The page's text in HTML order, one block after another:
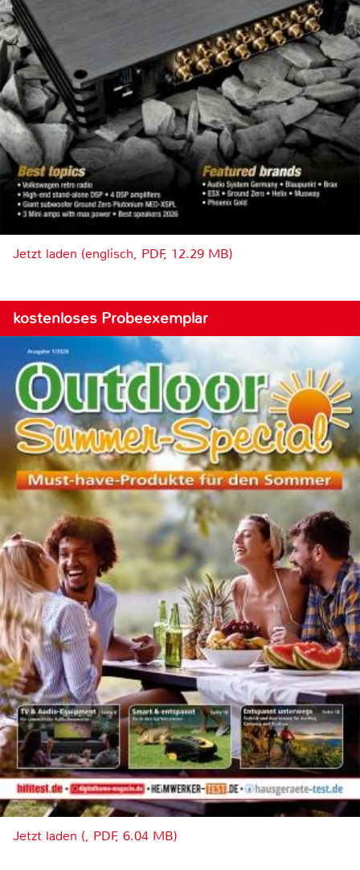
Jetzt laden (englisch, PDF, 12.29 MB)
kostenloses Probeexemplar
Jetzt laden (, PDF, 6.04 MB)